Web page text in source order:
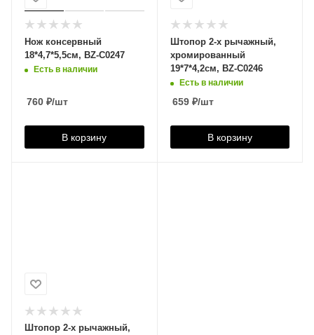
Нож консервный
18*4,7*5,5см, BZ-C0247
Есть в наличии
760 ₽/шт
В корзину
Штопор 2-х рычажный,
хромированный
19*7*4,2см, BZ-C0246
Есть в наличии
659₽/шт
В корзину
Штопор 2-х рычажный,